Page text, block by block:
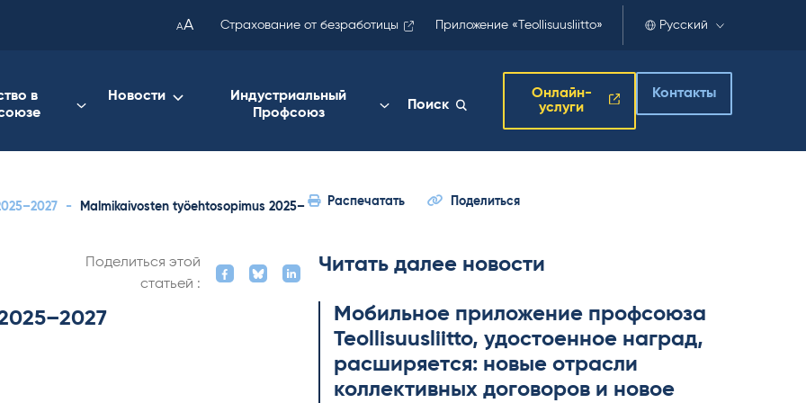
AA Страхование от безработицы Приложение «Teollisuusliitto» Русский
в
Новости
Индустриальный
Профсоюз
Поиск
Онлайн-
услуги
Контакты
-
Malmikaivosten työehtosopimus 2025–
Распечатать Поделиться
Поделиться этой
статьей :
Читать далее новости
Мобильное приложение профсоюза
Teol­li­suus­liitto, удостоенное наград,
расширяется: новые отрасли
коллективных договоров и новое
your